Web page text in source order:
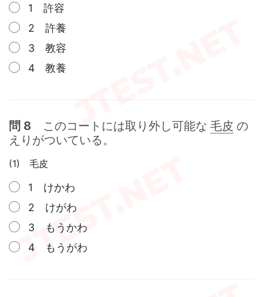
1 許容
2 許養
3 教容
4 教養
問 8 このコートには取り外し可能な 毛皮 の
えりがついている。
(1) 毛皮
1 けかわ
2 けがわ
3 もうかわ
4 もうがわ